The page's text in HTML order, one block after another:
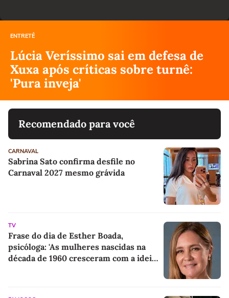
ENTRETÊ
Lúcia Veríssimo sai em defesa de
Xuxa após críticas sobre turnê:
'Pura inveja'
Recomendado para você
CARNAVAL
Sabrina Sato confirma desfile no
Carnaval 2027 mesmo grávida
TV
Frase do dia de Esther Boada,
psicóloga: 'As mulheres nascidas na
década de 1960 cresceram com a ideia